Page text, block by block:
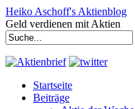
Heiko Aschoff's Aktienblog
Geld verdienen mit Aktien
Search
for:
Startseite
Beiträge